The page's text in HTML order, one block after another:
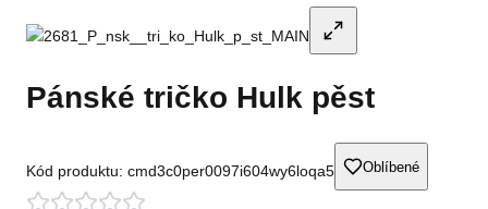
Pánské tričko Hulk pěst
Kód produktu: cmd3c0per0097i604wy6loqa5 Oblíbené